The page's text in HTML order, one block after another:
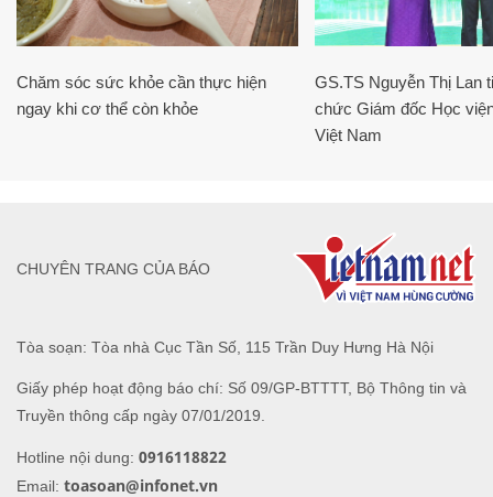
Chăm sóc sức khỏe cần thực hiện
ngay khi cơ thể còn khỏe
GS.TS Nguyễn Thị Lan
chức Giám đốc Học
Việt Nam
Tòa soạn: Tòa nhà Cục Tần Số, 115 Trần Duy Hưng Hà Nội
Giấy phép hoạt động báo chí: Số 09/GP-BTTTT, Bộ Thông tin và
Truyền thông cấp ngày 07/01/2019.
Hotline nội dung: 0916118822
Email: toasoan@infonet.vn
CHUYÊN TRANG CỦA BÁO